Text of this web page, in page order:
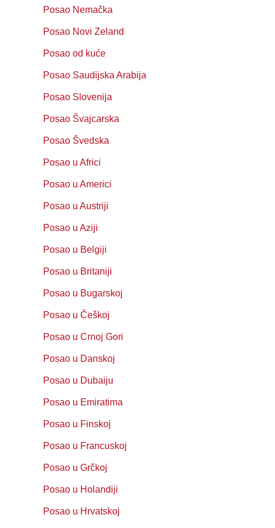
Posao Nemačka
Posao Novi Zeland
Posao od kuće
Posao Saudijska Arabija
Posao Slovenija
Posao Švajcarska
Posao Švedska
Posao u Africi
Posao u Americi
Posao u Austriji
Posao u Aziji
Posao u Belgiji
Posao u Britaniji
Posao u Bugarskoj
Posao u Češkoj
Posao u Crnoj Gori
Posao u Danskoj
Posao u Dubaiju
Posao u Emiratima
Posao u Finskoj
Posao u Francuskoj
Posao u Grčkoj
Posao u Holandiji
Posao u Hrvatskoj